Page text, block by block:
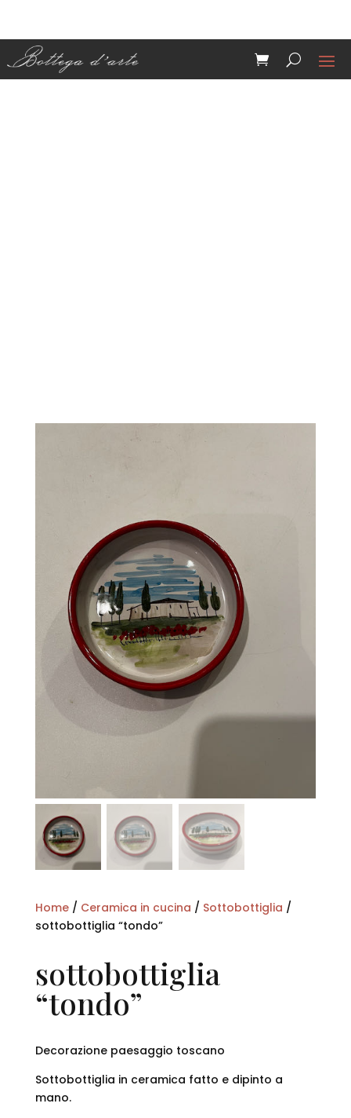
Home/ Ceramica in cucina / Sottobottiglia /
sottobottiglia “tondo”
sottobottiglia
“tondo”
Decorazione paesaggio toscano
Sottobottiglia in ceramica fatto e dipinto a
mano.